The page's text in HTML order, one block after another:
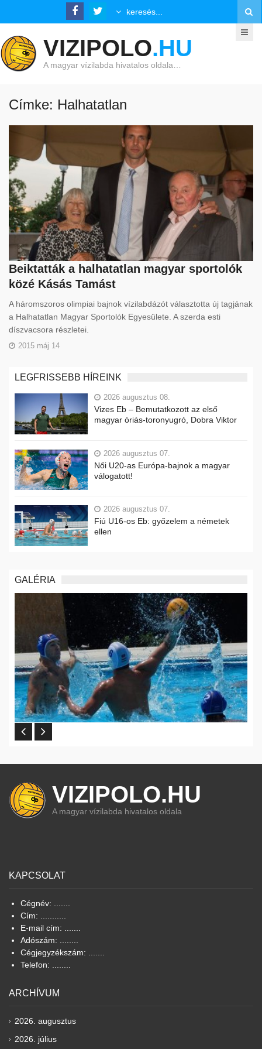
VIZIPOLO.HU
A magyar vízilabda hivatalos oldala…
Címke: Halhatatlan
Beiktatták a halhatatlan magyar sportolók
közé Kásás Tamást
A háromszoros olimpiai bajnok vízilabdázót választotta új tagjának
a Halhatatlan Magyar Sportolók Egyesülete. A szerda esti
díszvacsora részletei.
2015 máj 14
LEGFRISSEBB HÍREINK
2026 augusztus 08.
Vizes Eb – Bemutatkozott az első
magyar óriás-toronyugró, Dobra Viktor
2026 augusztus 07.
Női U20-as Európa-bajnok a magyar
válogatott!
2026 augusztus 07.
Fiú U16-os Eb: győzelem a németek
ellen
GALÉRIA
VIZIPOLO.HU
A magyar vízilabda hivatalos oldala
KAPCSOLAT
Cégnév: .......
Cím: ...........
E-mail cím: .......
Adószám: ........
Cégjegyzékszám: .......
Telefon: ........
ARCHÍVUM
2026. augusztus
2026. július